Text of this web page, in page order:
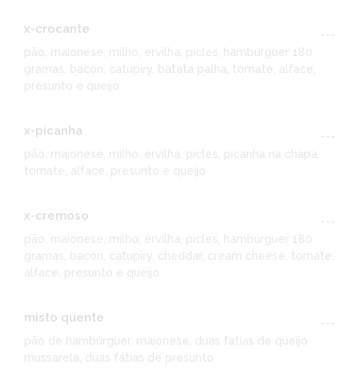
x-crocante
---
pão, maionese, milho, ervilha, picles, hambúrguer 180
gramas, bacon, catupiry, batata palha, tomate, alface,
x-picanha
---
pão, maionese, milho, ervilha, picles, picanha na chapa,
tomate, alface, presunto e queijo
x-cremoso
---
pão, maionese, milho, ervilha, picles, hambúrguer 180
gramas, bacon, catupiry, cheddar, cream cheese, tomate,
alface, presunto e queijo
misto quente
---